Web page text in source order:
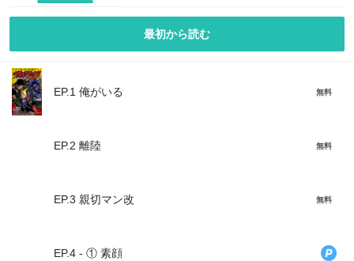
最初から読む
EP.1 俺がいる 無料
EP.2 離陸 無料
EP.3 親切マン改 無料
EP.4 - ① 素顔